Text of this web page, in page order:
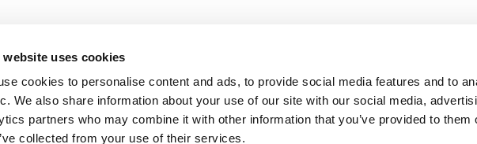
website uses cookies
cookies to personalise content and ads, to provide social media features and to
We also share information about your use of our site with our social media,
partners who may combine it with other information that you’ve provided to them
collected from your use of their services.